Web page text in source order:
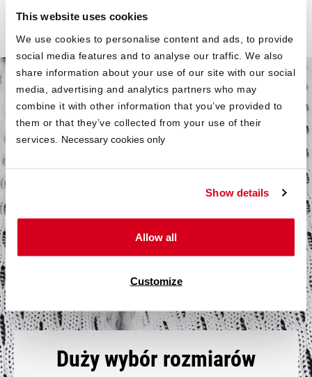
This website uses cookies
We use cookies to personalise content and ads, to provide
social media features and to analyse our traffic. We also
share information about your use of our site with our social
media, advertising and analytics partners who may
combine it with other information that you’ve provided to
them or that they’ve collected from your use of their
services. Necessary cookies only
Show details
Allow all
Customize
Przede wszystkim
ergonomia
amortyzuje każdą znajdującą się pod nim powierzchnię.
czemu wrażliwe części ciała, takie jak kark, ramiona i
odcinek lędźwiowy, są dodatkowo odciążone.
Duży wybór rozmiarów